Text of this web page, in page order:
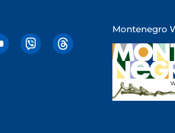
Montenegro